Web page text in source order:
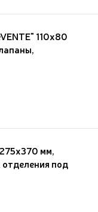
110x80
мм,
отделения под